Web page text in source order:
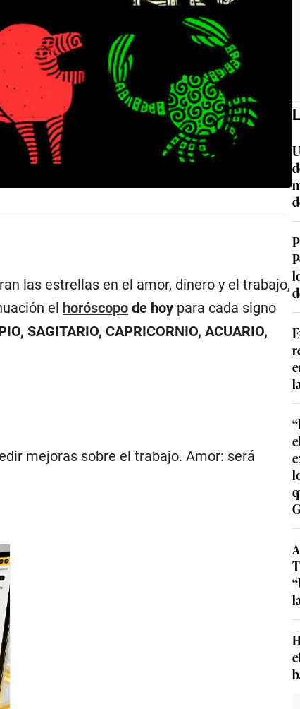
las estrellas en el amor, dinero y el trabajo,
el horóscopo de hoy para cada signo
SAGITARIO, CAPRICORNIO, ACUARIO,
mejoras sobre el trabajo. Amor: será